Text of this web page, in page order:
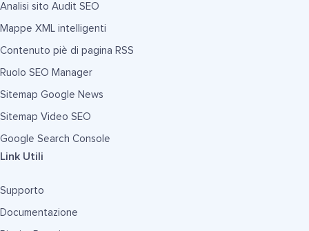
Analisi sito Audit SEO
Mappe XML intelligenti
Contenuto piè di pagina RSS
Ruolo SEO Manager
Sitemap Google News
Sitemap Video SEO
Google Search Console
Link Utili
Supporto
Documentazione